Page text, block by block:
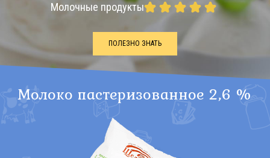
Mолочные продукты
ПОЛЕЗНО ЗНАТЬ
Молоко пастеризованное 2,6 %